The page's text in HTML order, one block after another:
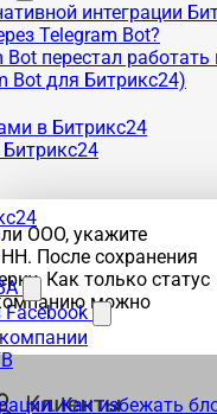
интеграции
Telegram Bot?
перестал
Bot для Битрикс24)
в Битрикс24
Как избежать
ООО, укажите
После сохранения
Как только статус
можно